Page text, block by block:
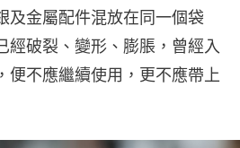
及金屬配件混放在同一個袋
經破裂、變形、膨脹，曾經入
便不應繼續使用，更不應帶上